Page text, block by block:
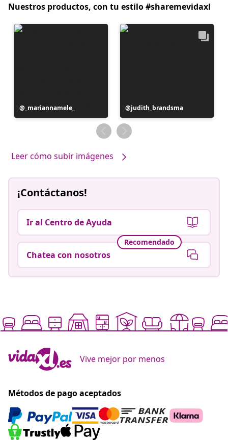
Nuestros productos, con tu estilo #sharemevidaxl
Publicación
realizada
_mariannamele_
Publicación
realizada
por
judith_brandsma
Leer cómo subir imágenes
¡Contáctanos!
Ir al Centro de Ayuda
Recomendado
Chatea con nosotros
Vive mejor por menos
Métodos de pago aceptados